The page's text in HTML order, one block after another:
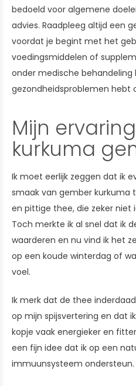
bedoeld voor algemene
advies. Raadpleeg altijd een
voordat je begint met het
voedingsmiddelen of
onder medische behandeling
gezondheidsproblemen hebt
Mijn
kurkuma
Ik moet eerlijk zeggen dat ik
smaak van gember kurkuma
en pittige thee, die zeker niet
Toch merkte ik al snel dat ik
waarderen en nu vind ik het
op een koude winterdag of
voel.
Ik merk dat de thee
op mijn spijsvertering en dat
kopje vaak energieker en
een fijn idee dat ik op een
immuunsysteem ondersteun.